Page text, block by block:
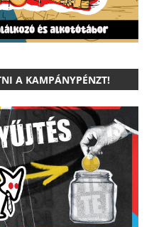
A KAMPÁNYPÉNZT!